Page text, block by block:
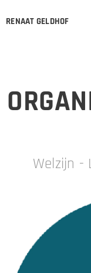
RENAAT GELDHOF
Welzijn -